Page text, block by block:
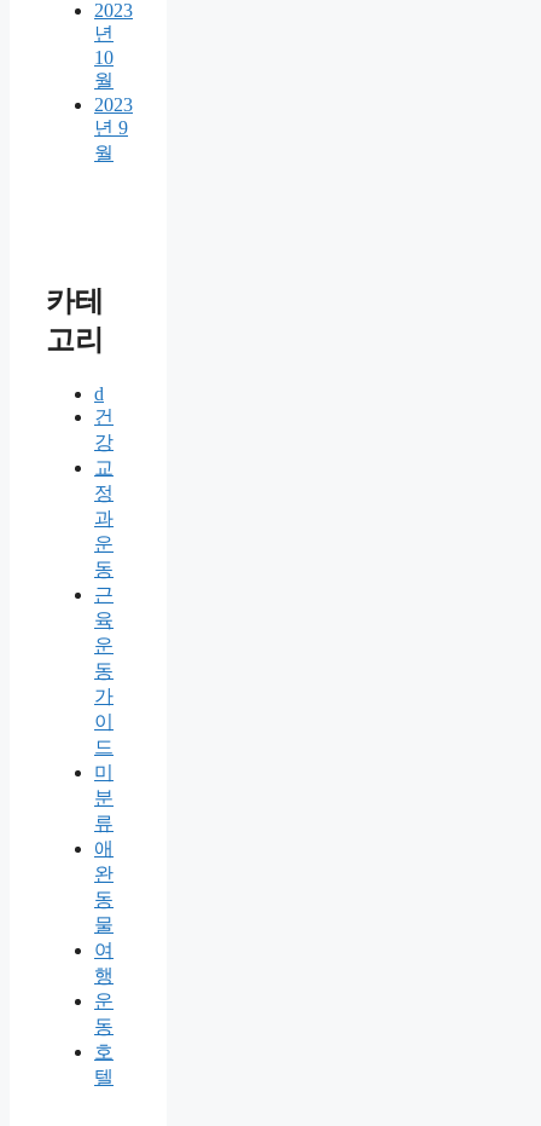
2023
년
10
월
2023
년 9
월
카테
고리
d
건
강
교
정
과
운
동
근
육
운
동
가
이
드
미
분
류
애
완
동
물
여
행
운
동
호
텔